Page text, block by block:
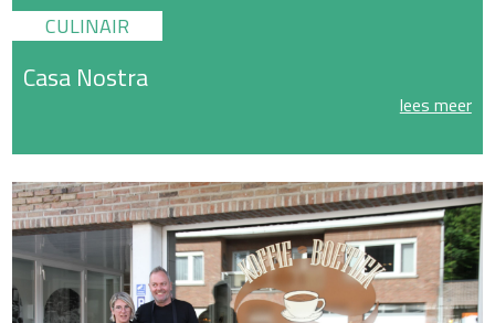
CULINAIR
Casa Nostra
lees meer